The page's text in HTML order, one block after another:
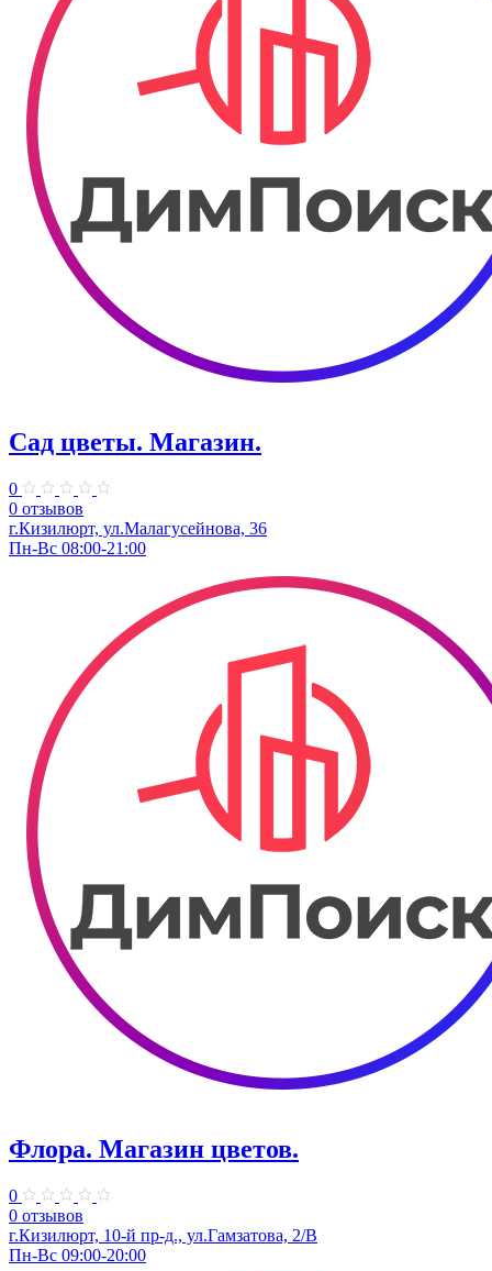
Сад цветы. Магазин.
0
0 отзывов
г.Кизилюрт, ул.Малагусейнова, 36
Пн-Вс 08:00-21:00
Флора. Магазин цветов.
0
0 отзывов
г.Кизилюрт, 10-й пр-д., ул.Гамзатова, 2/В
Пн-Вс 09:00-20:00